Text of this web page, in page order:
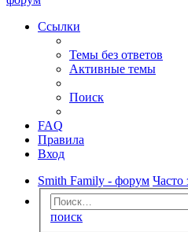
Ссылки
Темы без ответов
Активные темы
Поиск
FAQ
Правила
Вход
Smith Family - форум Часто
поиск